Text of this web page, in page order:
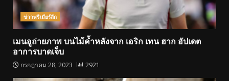
ข่าวพรีเมียร์ลีก
เมนอูถ่ายภาพ บนไม้ค้ำหลังจาก เอริก เทน ฮาก อัปเดต
อาการบาดเจ็บ
กรกฎาคม 28, 2023 2921